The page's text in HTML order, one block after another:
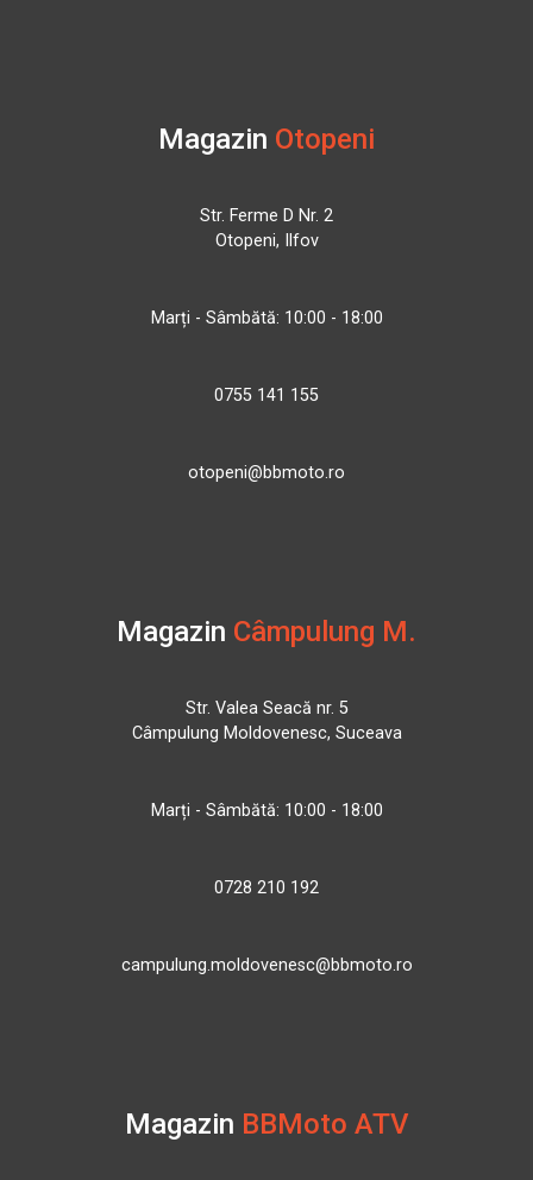
Magazin Otopeni
Str. Ferme D Nr. 2
Otopeni, Ilfov
Marți - Sâmbătă: 10:00 - 18:00
0755 141 155
otopeni@bbmoto.ro
Magazin Câmpulung M.
Str. Valea Seacă nr. 5
Câmpulung Moldovenesc, Suceava
Marți - Sâmbătă: 10:00 - 18:00
0728 210 192
campulung.moldovenesc@bbmoto.ro
Magazin BBMoto ATV